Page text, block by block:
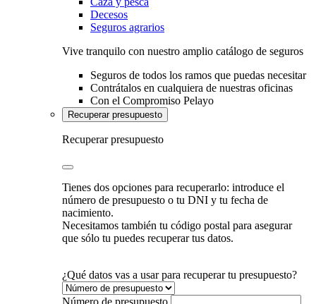
Decesos
Seguros agrarios
Vive tranquilo con nuestro amplio catálogo de seguros
Seguros de todos los ramos que puedas necesitar
Contrátalos en cualquiera de nuestras oficinas
Con el Compromiso Pelayo
Recuperar presupuesto
Recuperar presupuesto
Tienes dos opciones para recuperarlo: introduce el
número de presupuesto o tu DNI y tu fecha de
nacimiento.
Necesitamos también tu código postal para asegurar
que sólo tu puedes recuperar tus datos.
¿Qué datos vas a usar para recuperar tu presupuesto?
Número de presupuesto